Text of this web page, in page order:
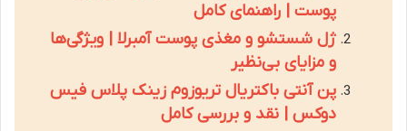
پوست | راهنمای کامل
ژل شستشو و مغذی پوست آمبرلا | ویژگی‌ها
و مزایای بی‌نظیر
پن آنتی باکتریال تریوزوم زینک پلاس فیس
دوکس | نقد و بررسی کامل